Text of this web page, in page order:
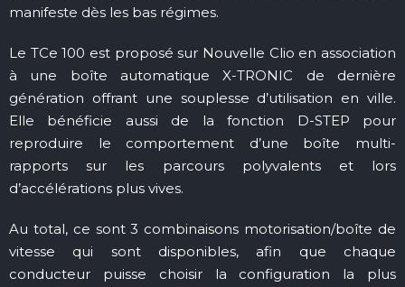
manifeste dès les bas régimes.
Le TCe 100 est proposé sur Nouvelle Clio en association
à une boîte automatique X-TRONIC de dernière
génération offrant une souplesse d’utilisation en ville.
Elle bénéficie aussi de la fonction D-STEP pour
reproduire le comportement d’une boîte multi-
rapports sur les parcours polyvalents et lors
d’accélérations plus vives.
Au total, ce sont 3 combinaisons motorisation/boîte de
vitesse qui sont disponibles, afin que chaque
conducteur puisse choisir la configuration la plus